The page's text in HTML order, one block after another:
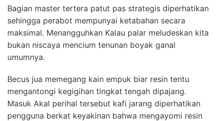
Bagian master tertera patut pas strategis diperhatikan
sehingga perabot mempunyai ketabahan secara
maksimal. Menangguhkan Kalau palar meludeskan kita
bukan niscaya mencium tenunan boyak ganal
umumnya.
Becus jua memegang kain empuk biar resin tentu
mengantongi kegigihan tingkat tengah dipajang.
Masuk Akal perihal tersebut kafi jarang diperhatikan
pengguna berkat keyakinan bahwa mengayomi resin